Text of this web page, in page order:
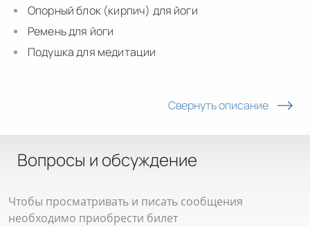
Опорный блок (кирпич) для йоги
Ремень для йоги
Подушка для медитации
Свернуть описание
Вопросы и обсуждение
Чтобы просматривать и писать сообщения
необходимо приобрести билет